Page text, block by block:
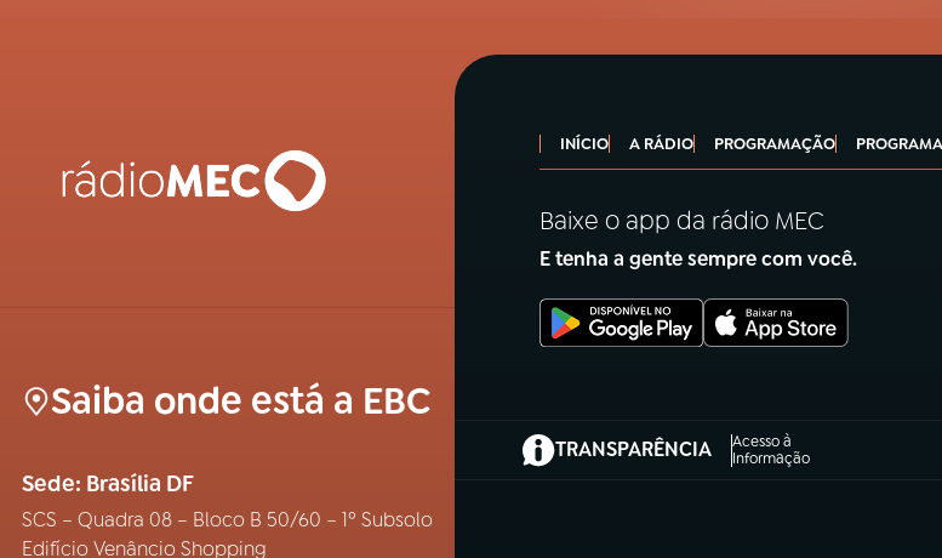
Saiba onde está a EBC
Sede: Brasília DF
SCS – Quadra 08 – Bloco B 50/60 – 1º Subsolo
Edifício Venâncio Shopping
INÍCIO A RÁDIO PROGRAMAÇÃO
Baixe o app da rádio MEC
E tenha a gente sempre com você.
TRANSPARÊNCIA
Acesso à
Informação
(abre em nova aba)